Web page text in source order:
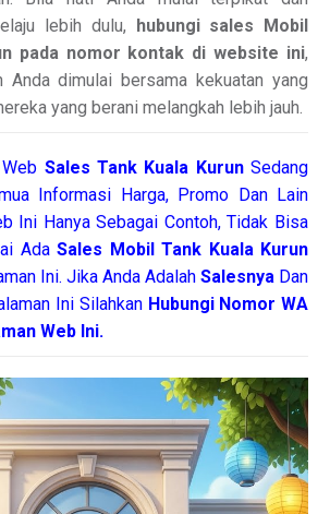
lebih dulu,
hubungi sales Mobil
pada nomor kontak di website ini,
Anda dimulai bersama kekuatan yang
yang berani melangkah lebih jauh.
Sales Tank Kuala Kurun Sedang
Informasi Harga, Promo Dan Lain
Ini Hanya Sebagai Contoh, Tidak Bisa
Ada Sales Mobil Tank Kuala Kurun
Ini. Jika Anda Adalah Salesnya Dan
Ini Silahkan Hubungi Nomor WA
Web Ini.